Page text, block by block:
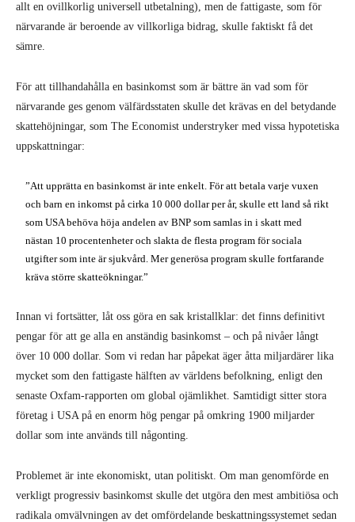
allt en ovillkorlig universell utbetalning), men de fattigaste, som för
närvarande är beroende av villkorliga bidrag, skulle faktiskt få det
sämre.
För att tillhandahålla en basinkomst som är bättre än vad som för
närvarande ges genom välfärdsstaten skulle det krävas en del betydande
skattehöjningar, som The Economist understryker med vissa hypotetiska
uppskattningar:
”Att upprätta en basinkomst är inte enkelt. För att betala varje vuxen
och barn en inkomst på cirka 10 000 dollar per år, skulle ett land så rikt
som USA behöva höja andelen av BNP som samlas in i skatt med
nästan 10 procentenheter och slakta de flesta program för sociala
utgifter som inte är sjukvård. Mer generösa program skulle fortfarande
kräva större skatteökningar.”
Innan vi fortsätter, låt oss göra en sak kristallklar: det finns definitivt
pengar för att ge alla en anständig basinkomst – och på nivåer långt
över 10 000 dollar. Som vi redan har påpekat äger åtta miljardärer lika
mycket som den fattigaste hälften av världens befolkning, enligt den
senaste Oxfam-rapporten om global ojämlikhet. Samtidigt sitter stora
företag i USA på en enorm hög pengar på omkring 1900 miljarder
dollar som inte används till någonting.
Problemet är inte ekonomiskt, utan politiskt. Om man genomförde en
verkligt progressiv basinkomst skulle det utgöra den mest ambitiösa och
radikala omvälvningen av det omfördelande beskattningssystemet sedan